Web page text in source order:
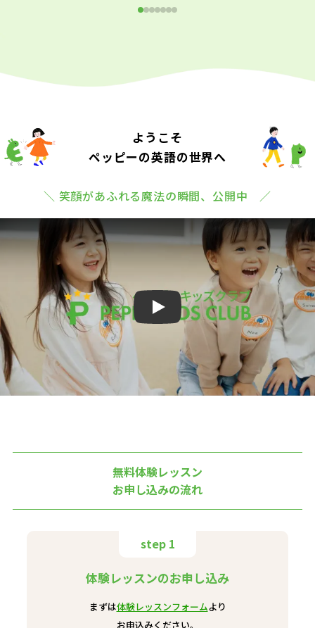
ようこそ
ペッピーの英語の世界へ
＼ 笑顔があふれる魔法の瞬間、公開中 ／
Play
無料体験レッスン
お申し込みの流れ
step 1
体験レッスンのお申し込み
まずは体験レッスンフォームより
お申込みください。